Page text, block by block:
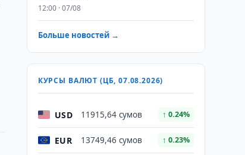
12:00 · 07/08
Больше новостей →
КУРСЫ ВАЛЮТ (ЦБ, 07.08.2026)
USD 11915,64 сумов ↑ 0.24%
EUR 13749,46 сумов ↑ 0.23%